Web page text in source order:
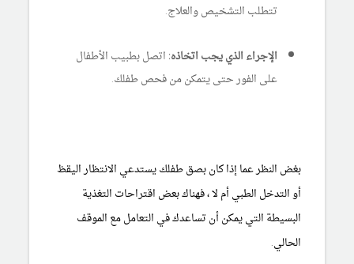
تتطلب التشخيص والعلاج.
الإجراء الذي يجب اتخاذه: اتصل بطبيب الأطفال
على الفور حتى يتمكن من فحص طفلك.
بغض النظر عما إذا كان بصق طفلك يستدعي الانتظار اليقظ
أو التدخل الطبي أم لا ، فهناك بعض اقتراحات التغذية
البسيطة التي يمكن أن تساعدك في التعامل مع الموقف
الحالي.